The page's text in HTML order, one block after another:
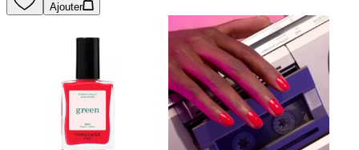
Ajouter